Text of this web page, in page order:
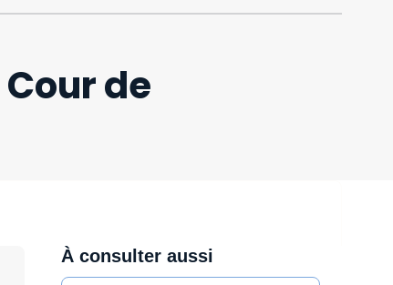
de
À consulter aussi